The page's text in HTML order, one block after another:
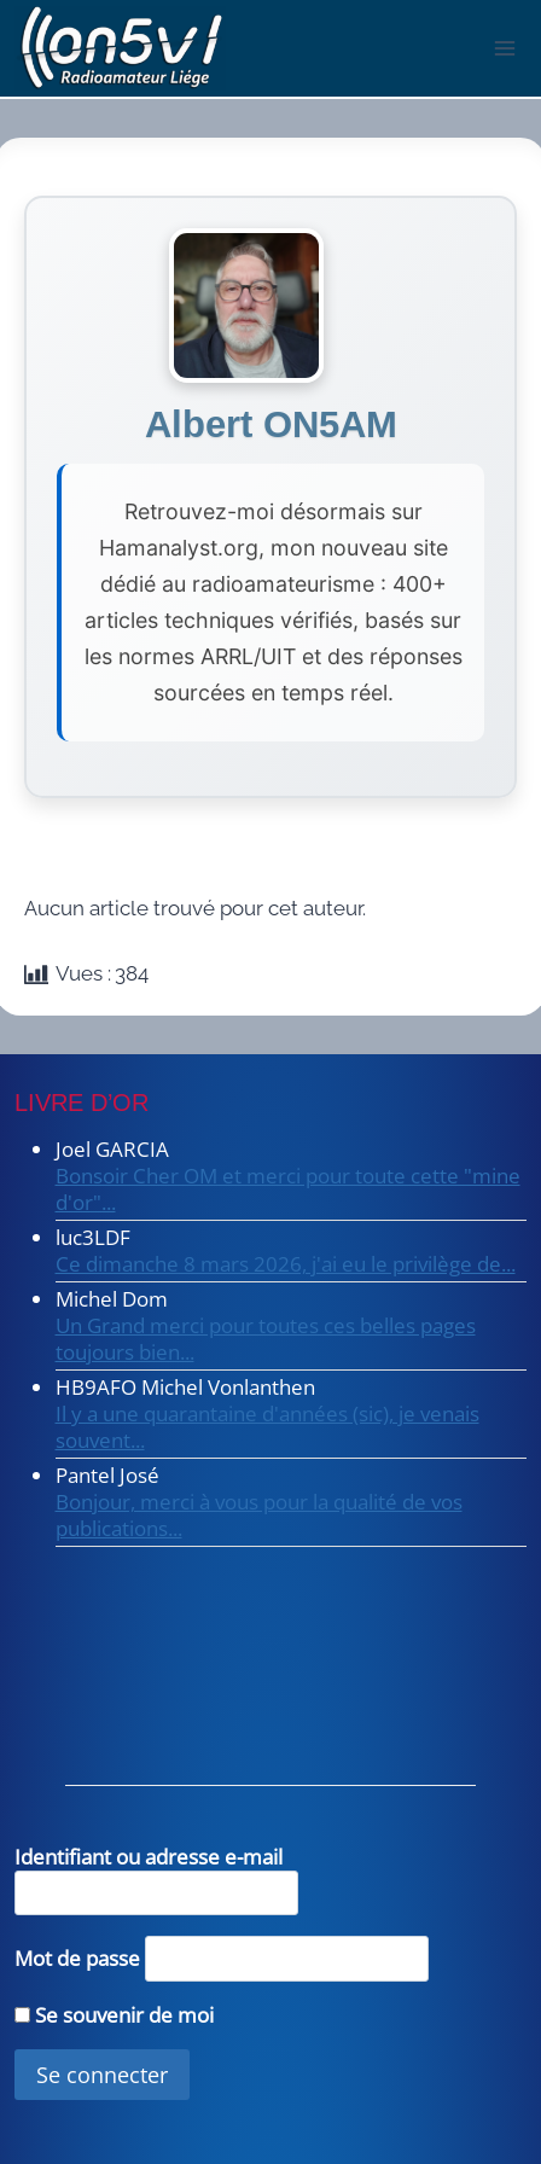
Aller
au
contenu
Albert ON5AM
Retrouvez-moi désormais sur
Hamanalyst.org, mon nouveau site
dédié au radioamateurisme : 400+
articles techniques vérifiés, basés sur
les normes ARRL/UIT et des réponses
sourcées en temps réel.
Aucun article trouvé pour cet auteur.
Vues : 384
LIVRE D’OR
Joel GARCIA
Bonsoir Cher OM et merci pour toute cette "mine
d'or"...
luc3LDF
Ce dimanche 8 mars 2026, j'ai eu le privilège de...
Michel Dom
Un Grand merci pour toutes ces belles pages
toujours bien...
HB9AFO Michel Vonlanthen
Il y a une quarantaine d'années (sic), je venais
souvent...
Pantel José
Bonjour, merci à vous pour la qualité de vos
publications...
Identifiant ou adresse e-mail
Mot de passe
Se souvenir de moi